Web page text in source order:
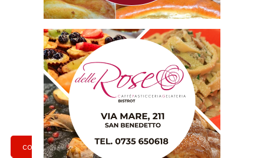
comunicato girone b lega